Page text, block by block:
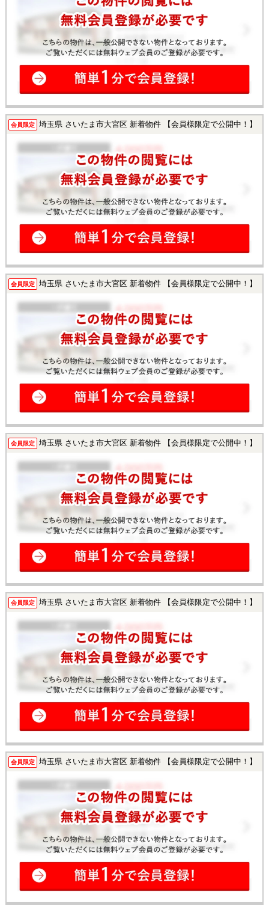
会員限定 埼玉県 さいたま市大宮区 新着物件 【会員様限定で公開中！】
会員限定 埼玉県 さいたま市大宮区 新着物件 【会員様限定で公開中！】
会員限定 埼玉県 さいたま市大宮区 新着物件 【会員様限定で公開中！】
会員限定 埼玉県 さいたま市大宮区 新着物件 【会員様限定で公開中！】
会員限定 埼玉県 さいたま市大宮区 新着物件 【会員様限定で公開中！】